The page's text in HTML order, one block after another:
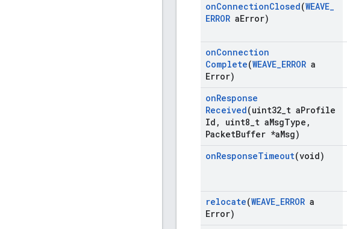
onConnectionClosed(WEAVE_
ERROR aError)
onConnection
Complete(WEAVE_ERROR a
Error)
onResponse
Received(uint32 t aProfile
Id , uint8 t aMsgType ,
PacketBuffer *aMsg)
onResponseTimeout(void)
relocate(WEAVE_ERROR a
Error)